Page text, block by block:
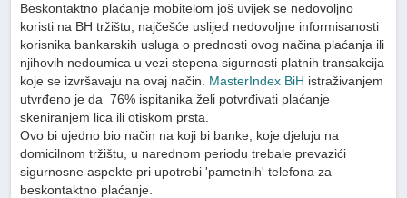
Beskontaktno plaćanje mobitelom još uvijek se nedovoljno
koristi na BH tržištu, najčešće uslijed nedovoljne informisanosti
korisnika bankarskih usluga o prednosti ovog načina plaćanja ili
njihovih nedoumica u vezi stepena sigurnosti platnih transakcija
koje se izvršavaju na ovaj način. MasterIndex BiH istraživanjem
utvrđeno je da 76% ispitanika želi potvrđivati plaćanje
skeniranjem lica ili otiskom prsta.
Ovo bi ujedno bio način na koji bi banke, koje djeluju na
domicilnom tržištu, u narednom periodu trebale prevazići
sigurnosne aspekte pri upotrebi 'pametnih' telefona za
beskontaktno plaćanje.